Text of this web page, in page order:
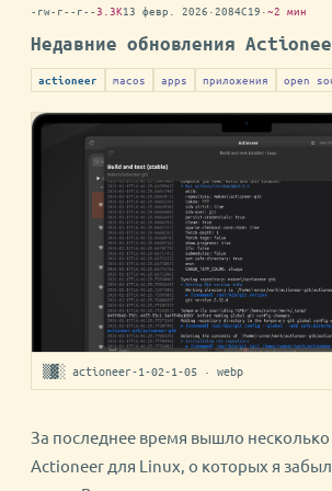
-rw-r--r-- 3.3K13 февр. 2026 ·2084C19 ·~2 мин
Недавние обновления
actioneer macos apps приложения open
▒▓░ actioneer-1-02-1-05 · webp
За последнее время вышло
Actioneer для Linux, о которых я забыл